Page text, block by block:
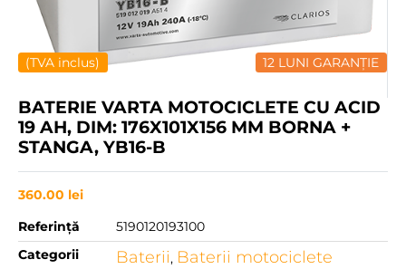
12 LUNI GARANȚIE
(TVA inclus)
BATERIE VARTA MOTOCICLETE CU ACID
19 AH, DIM: 176X101X156 MM BORNA +
STANGA, YB16-B
360.00 lei
Referință
5190120193100
Categorii
Baterii, Baterii motociclete